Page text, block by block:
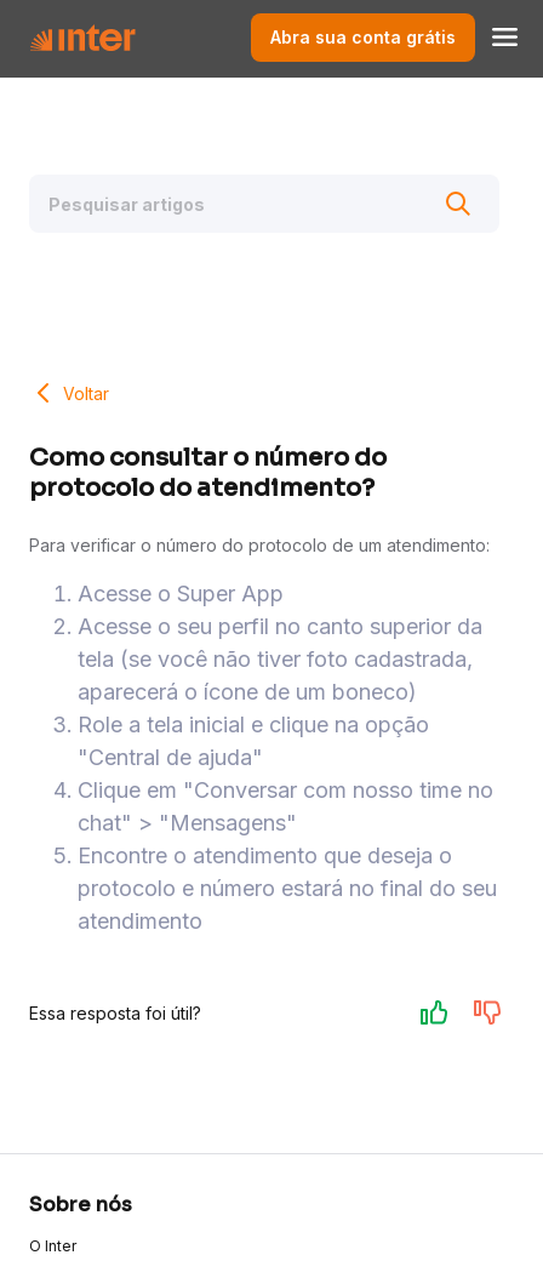
Abra sua conta grátis
Voltar
Como consultar o número do
protocolo do atendimento?
Para verificar o número do protocolo de um atendimento:
Acesse o Super App
Acesse o seu perfil no canto superior da
tela (se você não tiver foto cadastrada,
aparecerá o ícone de um boneco)
Role a tela inicial e clique na opção
"Central de ajuda"
Clique em "Conversar com nosso time no
chat" > "Mensagens"
Encontre o atendimento que deseja o
protocolo e número estará no final do seu
atendimento
Essa resposta foi útil?
Sobre nós
O Inter